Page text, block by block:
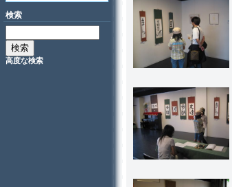
検索
高度な検索